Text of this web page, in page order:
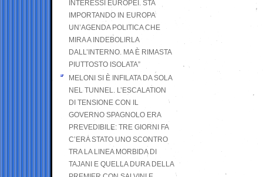
INTERESSI EUROPEI. STA
IMPORTANDO IN EUROPA
UN’AGENDA POLITICA CHE
MIRA A INDEBOLIRLA
DALL’INTERNO. MA È RIMASTA
PIUTTOSTO ISOLATA”
MELONI SI È INFILATA DA SOLA
NEL TUNNEL. L’ESCALATION
DI TENSIONE CON IL
GOVERNO SPAGNOLO ERA
PREVEDIBILE: TRE GIORNI FA
C’ERA STATO UNO SCONTRO
TRA LA LINEA MORBIDA DI
TAJANI E QUELLA DURA DELLA